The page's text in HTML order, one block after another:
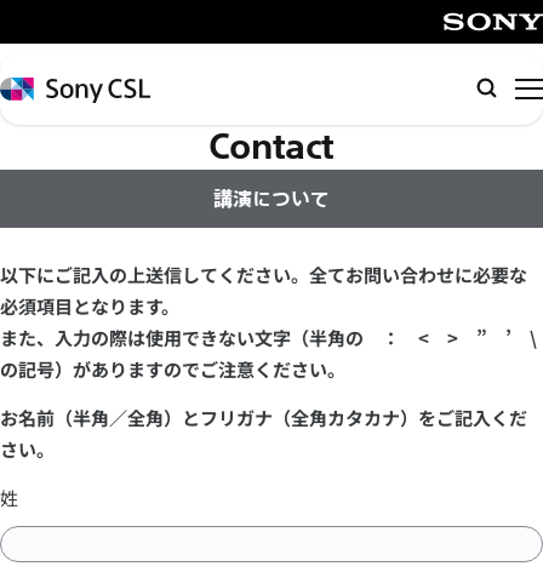
イ
ン
コ
テ
ツ
へ
ス
キ
ッ
Sony
Computer
Science
Inc.
検
索
Contact
講演について
以下にご記入の上送信してください。全てお問い合わせに必要な
必須項目となります。
また、入力の際は使用できない文字（半角の ： < > ” ’ \
の記号）がありますのでご注意ください。
お名前（半角／全角）とフリガナ（全角カタカナ）をご記入くだ
さい。
姓